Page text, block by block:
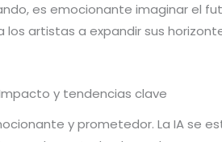
es emocionante imaginar el
artistas a expandir sus
y tendencias clave
y prometedor. La IA se